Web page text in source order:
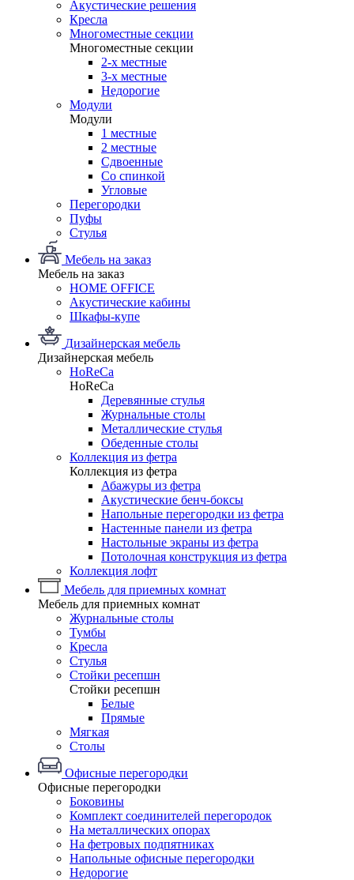
Акустические решения
Кресла
Многоместные секции
Многоместные секции
2-х местные
3-х местные
Недорогие
Модули
Модули
1 местные
2 местные
Сдвоенные
Со спинкой
Угловые
Перегородки
Пуфы
Стулья
Мебель на заказ
Мебель на заказ
HOME OFFICE
Акустические кабины
Шкафы-купе
Дизайнерская мебель
Дизайнерская мебель
HoReCa
HoReCa
Деревянные стулья
Журнальные столы
Металлические стулья
Обеденные столы
Коллекция из фетра
Коллекция из фетра
Абажуры из фетра
Акустические бенч-боксы
Напольные перегородки из фетра
Настенные панели из фетра
Настольные экраны из фетра
Потолочная конструкция из фетра
Коллекция лофт
Мебель для приемных комнат
Мебель для приемных комнат
Журнальные столы
Тумбы
Кресла
Стулья
Стойки ресепшн
Стойки ресепшн
Белые
Прямые
Мягкая
Столы
Офисные перегородки
Офисные перегородки
Боковины
Комплект соединителей перегородок
На металлических опорах
На фетровых подпятниках
Напольные офисные перегородки
Недорогие